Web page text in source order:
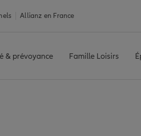
Allianz en France
& prévoyance Famille Loisirs